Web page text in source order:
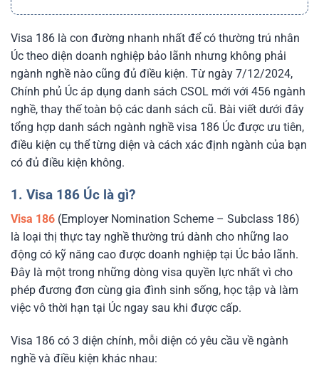
Visa 186 là con đường nhanh nhất để có thường trú nhân
Úc theo diện doanh nghiệp bảo lãnh nhưng không phải
ngành nghề nào cũng đủ điều kiện. Từ ngày 7/12/2024,
Chính phủ Úc áp dụng danh sách CSOL mới với 456 ngành
nghề, thay thế toàn bộ các danh sách cũ. Bài viết dưới đây
tổng hợp danh sách ngành nghề visa 186 Úc được ưu tiên,
điều kiện cụ thể từng diện và cách xác định ngành của bạn
có đủ điều kiện không.
1. Visa 186 Úc là gì?
Visa 186 (Employer Nomination Scheme – Subclass 186)
là loại thị thực tay nghề thường trú dành cho những lao
động có kỹ năng cao được doanh nghiệp tại Úc bảo lãnh.
Đây là một trong những dòng visa quyền lực nhất vì cho
phép đương đơn cùng gia đình sinh sống, học tập và làm
việc vô thời hạn tại Úc ngay sau khi được cấp.
Visa 186 có 3 diện chính, mỗi diện có yêu cầu về ngành
nghề và điều kiện khác nhau: